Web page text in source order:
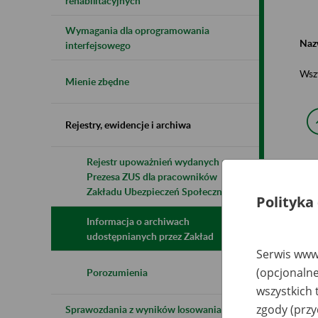
Wymagania dla oprogramowania
interfejsowego
Mienie zbędne
Rejestry, ewidencje i archiwa
Rejestr upoważnień wydanych przez
Prezesa ZUS dla pracowników
Zakładu Ubezpieczeń Społecznych
Informacja o archiwach
udostępnianych przez Zakład
Porozumienia
Sprawozdania z wyników losowania do
Polityka
Serwis
wszystkich
zgody